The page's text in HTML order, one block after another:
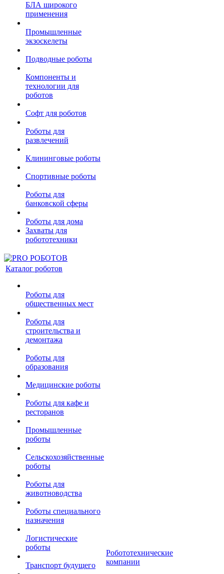
БЛА широкого
применения
Промышленные
экзоскелеты
Подводные роботы
Компоненты и
технологии для
роботов
Софт для роботов
Роботы для
развлечений
Клининговые роботы
Спортивные роботы
Роботы для
банковской сферы
Роботы для дома
Захваты для
робототехники
Каталог роботов
Роботы для
общественных мест
Роботы для
строительства и
демонтажа
Роботы для
образования
Медицинские роботы
Роботы для кафе и
ресторанов
Промышленные
роботы
Сельскохозяйственные
роботы
Роботы для
животноводства
Роботы специального
назначения
Логистические
роботы
Транспорт будущего
Робототехнические
компании